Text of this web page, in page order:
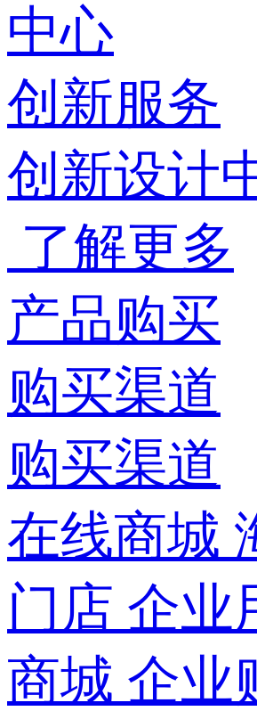
中心
创新服务
创新设计
了解更多
产品购买
购买渠道
购买渠道
在线商城
门店 企业
商城 企业